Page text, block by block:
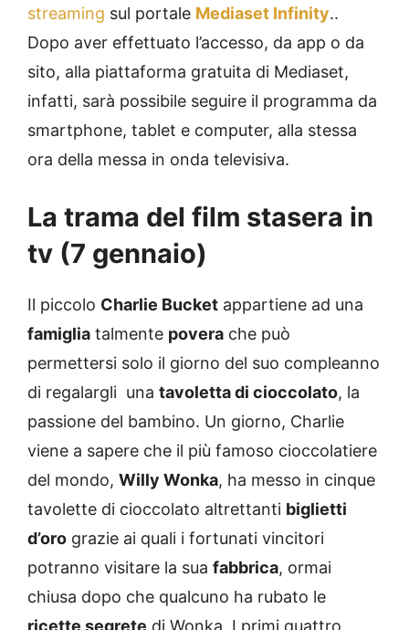
streaming sul portale Mediaset Infinity..
Dopo aver effettuato l’accesso, da app o da
sito, alla piattaforma gratuita di Mediaset,
infatti, sarà possibile seguire il programma da
smartphone, tablet e computer, alla stessa
ora della messa in onda televisiva.
La trama del film stasera in
tv (7 gennaio)
Il piccolo Charlie Bucket appartiene ad una
famiglia talmente povera che può
permettersi solo il giorno del suo compleanno
di regalargli una tavoletta di cioccolato, la
passione del bambino. Un giorno, Charlie
viene a sapere che il più famoso cioccolatiere
del mondo, Willy Wonka, ha messo in cinque
tavolette di cioccolato altrettanti biglietti
d’oro grazie ai quali i fortunati vincitori
potranno visitare la sua fabbrica, ormai
chiusa dopo che qualcuno ha rubato le
ricette segrete di Wonka. I primi quattro